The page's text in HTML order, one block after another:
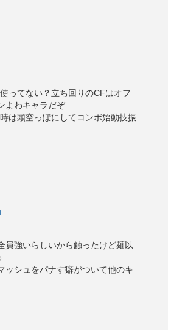
ってない？立ち回りのCFはオフ
よわキャラだぞ
は頭空っぽにしてコンボ始動技振
員強いらしいから触ったけど麺以
ッシュをパナす癖がついて他のキ